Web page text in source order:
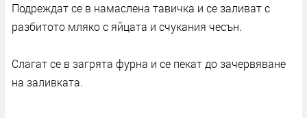
Подреждат се в намаслена тавичка и се заливат с
разбитото мляко с яйцата и счукания чесън.
Слагат се в загрята фурна и се пекат до зачервяване
на заливката.